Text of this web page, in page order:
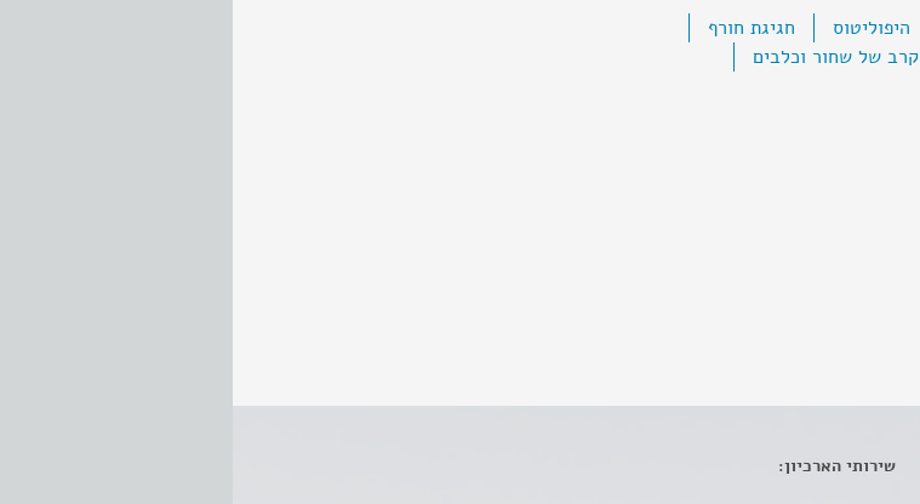
היפוליטוס
חגיגת חורף
קרב של שחור וכלבים
שירותי הארכיון: